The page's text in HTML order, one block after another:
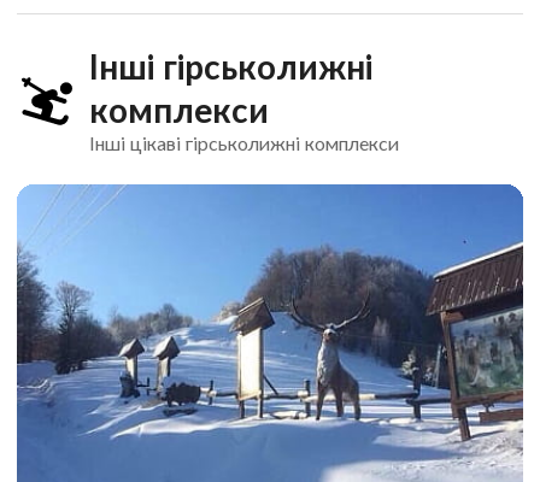
Інші гірськолижні
комплекси
Інші цікаві гірськолижні комплекси